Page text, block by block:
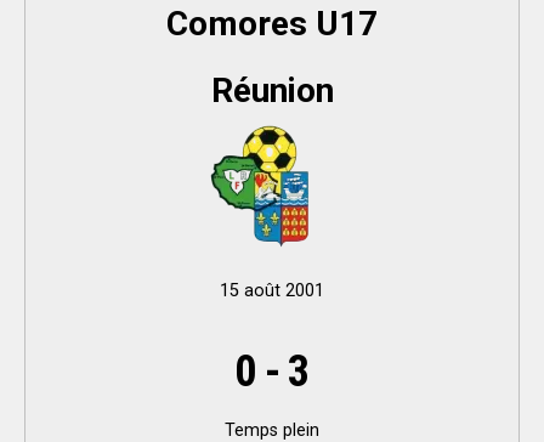
Comores U17
Réunion
15 août 2001
0 - 3
Temps plein